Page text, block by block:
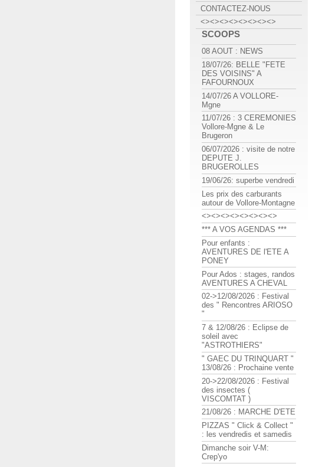
CONTACTEZ-NOUS
<><><><><><><><>
SCOOPS
08 AOUT : NEWS
18/07/26: BELLE "FETE
DES VOISINS" A
FAFOURNOUX
14/07/26 A VOLLORE-
Mgne
11/07/26 : 3 CEREMONIES
Vollore-Mgne & Le
Brugeron
06/07/2026 : visite de notre
DEPUTE J.
BRUGEROLLES
19/06/26: superbe vendredi
Les prix des carburants
autour de Vollore-Montagne
<><><><><><><><>
*** A VOS AGENDAS ***
Pour enfants :
AVENTURES DE l'ETE A
PONEY
Pour Ados : stages, randos
AVENTURES A CHEVAL
02->12/08/2026 : Festival
des " Rencontres ARIOSO
"
7 & 12/08/26 : Eclipse de
soleil avec
"ASTROTHIERS"
" GAEC DU TRINQUART "
13/08/26 : Prochaine vente
20->22/08/2026 : Festival
des insectes (
VISCOMTAT )
21/08/26 : MARCHE D'ETE
PIZZAS " Click & Collect "
: les vendredis et samedis
Dimanche soir V-M:
Crep'yo